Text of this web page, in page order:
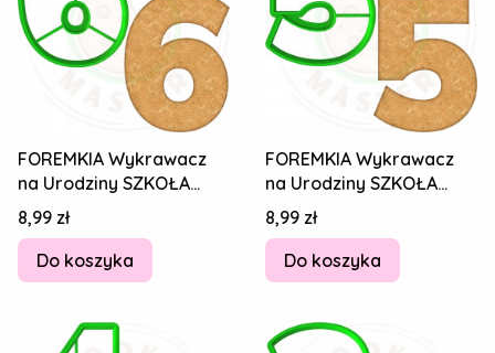
FOREMKIA Wykrawacz
na Urodziny SZKOŁA
STUDIA NAUKA Cyfra
Numer Liczba 6 8cm
Cena
8,99 zł
Do koszyka
FOREMKIA Wykrawacz
na Urodziny SZKOŁA
STUDIA NAUKA Cyfra
Numer Liczba 5 8cm
Cena
8,99 zł
Do koszyka